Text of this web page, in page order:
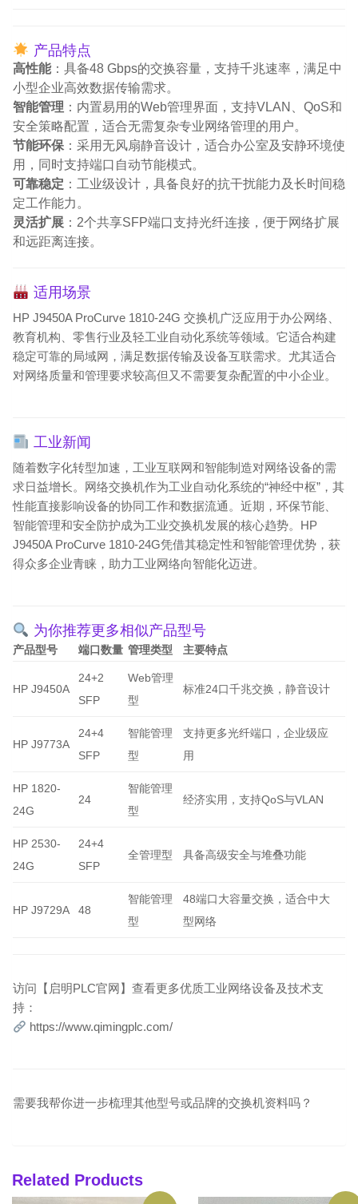
产品特点
高性能：具备48 Gbps的交换容量，支持千兆速率，满足中
小型企业高效数据传输需求。
智能管理 ：内置易用的Web管理界面，支持VLAN、QoS和
安全策略配置，适合无需复杂专业网络管理的用户。
节能环保 ：采用无风扇静音设计，适合办公室及安静环境使
用，同时支持端口自动节能模式。
可靠稳定 ：工业级设计，具备良好的抗干扰能力及长时间稳
定工作能力。
灵活扩展 ：2个共享SFP端口支持光纤连接，便于网络扩展
和远距离连接。
适用场景
HP J9450A ProCurve 1810-24G 交换机广泛应用于办公网络、
教育机构、零售行业及轻工业自动化系统等领域。它适合构建
稳定可靠的局域网，满足数据传输及设备互联需求。尤其适合
对网络质量和管理要求较高但又不需要复杂配置的中小企业。
工业新闻
随着数字化转型加速，工业互联网和智能制造对网络设备的需
求日益增长。网络交换机作为工业自动化系统的“神经中枢”，其
性能直接影响设备的协同工作和数据流通。近期，环保节能、
智能管理和安全防护成为工业交换机发展的核心趋势。HP
J9450A ProCurve 1810-24G凭借其稳定性和智能管理优势，获
得众多企业青睐，助力工业网络向智能化迈进。
为你推荐更多相似产品型号
产品型号 端口数量 管理类型 主要特点
HP J9450A
24+2
SFP
Web管理
型
标准24口千兆交换，静音设计
HP J9773A
24+4
SFP
智能管理
型
支持更多光纤端口，企业级应
用
HP 1820-
24G
24
智能管理
型
经济实用，支持QoS与VLAN
HP 2530-
24G
24+4
SFP
全管理型 具备高级安全与堆叠功能
HP J9729A 48
智能管理
型
48端口大容量交换，适合中大
型网络
访问【启明PLC官网】查看更多优质工业网络设备及技术支
持：
https://www.qimingplc.com/
需要我帮你进一步梳理其他型号或品牌的交换机资料吗？
Related Products